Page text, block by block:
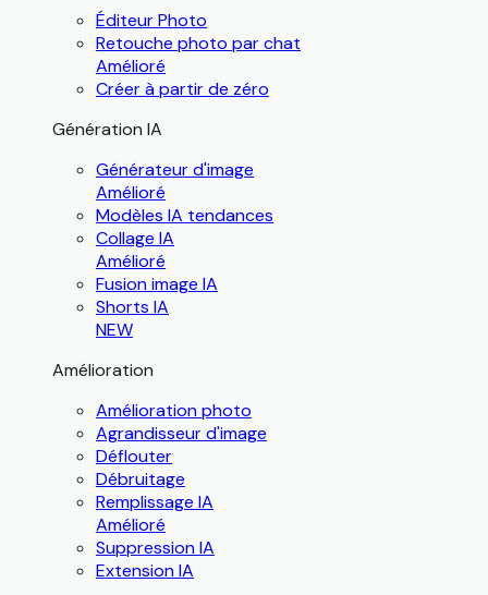
Éditeur Photo
Retouche photo par chat
Amélioré
Créer à partir de zéro
Génération IA
Générateur d'image
Amélioré
Modèles IA tendances
Collage IA
Amélioré
Fusion image IA
Shorts IA
NEW
Amélioration
Amélioration photo
Agrandisseur d'image
Déflouter
Débruitage
Remplissage IA
Amélioré
Suppression IA
Extension IA